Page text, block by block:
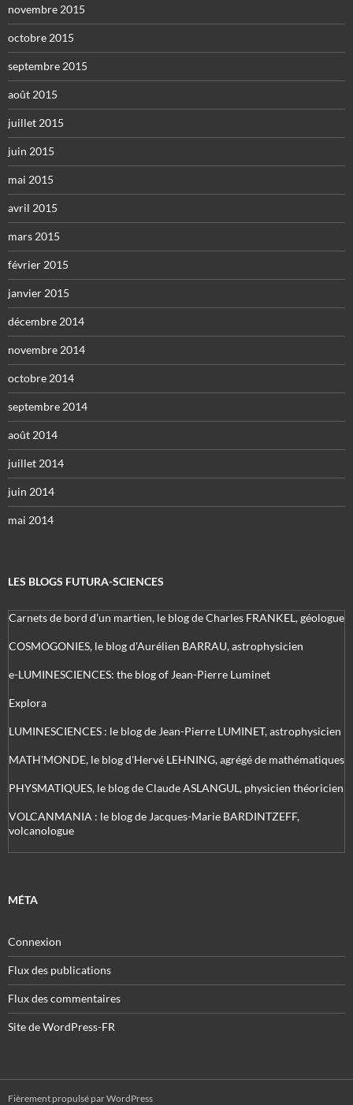
novembre 2015
octobre 2015
septembre 2015
août 2015
juillet 2015
juin 2015
mai 2015
avril 2015
mars 2015
février 2015
janvier 2015
décembre 2014
novembre 2014
octobre 2014
septembre 2014
août 2014
juillet 2014
juin 2014
mai 2014
LES BLOGS FUTURA-SCIENCES
Carnets de bord d’un martien, le blog de Charles FRANKEL, géologue
COSMOGONIES, le blog d'Aurélien BARRAU, astrophysicien
e-LUMINESCIENCES: the blog of Jean-Pierre Luminet
Explora
LUMINESCIENCES : le blog de Jean-Pierre LUMINET, astrophysicien
MATH'MONDE, le blog d'Hervé LEHNING, agrégé de mathématiques
PHYSMATIQUES, le blog de Claude ASLANGUL, physicien théoricien
VOLCANMANIA : le blog de Jacques-Marie BARDINTZEFF,
volcanologue
MÉTA
Connexion
Flux des publications
Flux des commentaires
Site de WordPress-FR
Fièrement propulsé par WordPress